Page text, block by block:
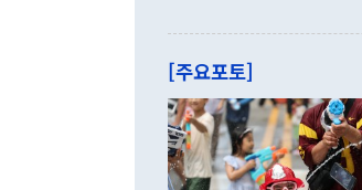
[주요포토]